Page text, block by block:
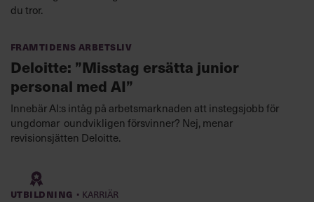
du tror.
Framtidens arbetsliv
Deloitte: ”Misstag ersätta junior
personal med AI”
Innebär AI:s intåg på arbetsmarknaden att instegsjobb för
ungdomar oundvikligen försvinner? Nej, menar
revisionsjätten Deloitte.
Utbildning · Karriär